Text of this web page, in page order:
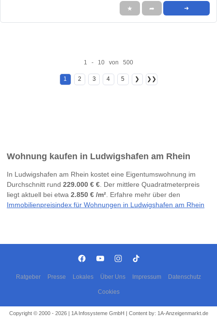
★ ➦ ➜
1 - 10 von 500
1 2 3 4 5 ❯ ❯❯
Wohnung kaufen in Ludwigshafen am Rhein
In Ludwigshafen am Rhein kostet eine Eigentumswohnung im
Durchschnitt rund 229.000 € €. Der mittlere Quadratmeterpreis
liegt aktuell bei etwa 2.850 € /m². Erfahre mehr über den
Immobilienpreisindex für Wohnungen in Ludwigshafen am Rhein
Ratgeber Presse Lokales Über Uns Impressum Datenschutz
Cookies
Copyright © 2000 - 2026 | 1A Infosysteme GmbH | Content by: 1A-Anzeigenmarkt.de